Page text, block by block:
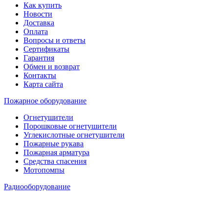
Как купить
Новости
Доставка
Оплата
Вопросы и ответы
Сертификаты
Гарантия
Обмен и возврат
Контакты
Карта сайта
Пожарное оборудование
Огнетушители
Порошковые огнетушители
Углекислотные огнетушители
Пожарные рукава
Пожарная арматура
Средства спасения
Мотопомпы
Радиооборудование